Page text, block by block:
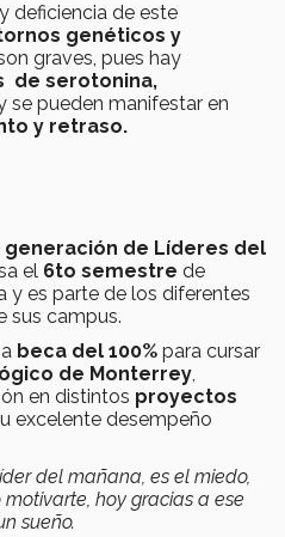
deficiencia de este
genéticos y
graves, pues hay
de serotonina,
se pueden manifestar en
y retraso.
generación de Líderes del
el 6to semestre de
y es parte de los diferentes
sus campus.
beca del 100% para cursar
de Monterrey,
en distintos proyectos
excelente desempeño
del mañana, es el miedo,
hoy gracias a ese
sueño.